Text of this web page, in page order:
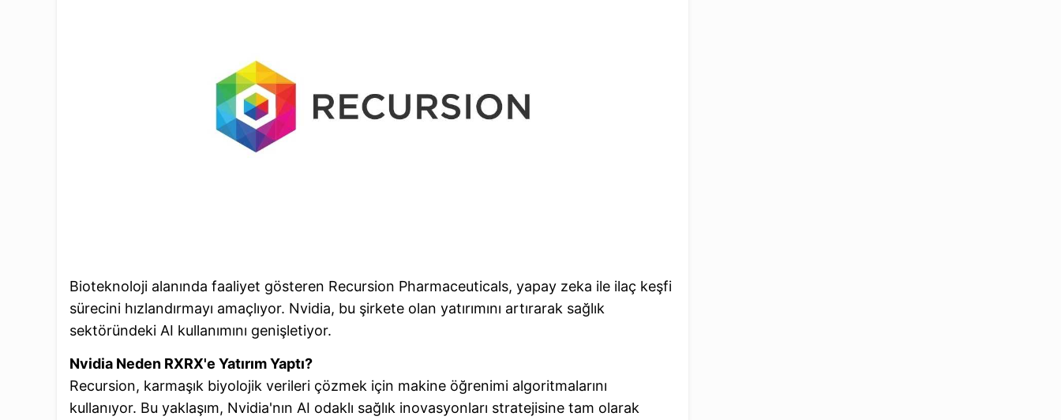
Bioteknoloji alanında faaliyet gösteren Recursion Pharmaceuticals, yapay zeka ile ilaç keşfi
sürecini hızlandırmayı amaçlıyor. Nvidia, bu şirkete olan yatırımını artırarak sağlık
sektöründeki AI kullanımını genişletiyor.
Nvidia Neden RXRX'e Yatırım Yaptı?
Recursion, karmaşık biyolojik verileri çözmek için makine öğrenimi algoritmalarını
kullanıyor. Bu yaklaşım, Nvidia'nın AI odaklı sağlık inovasyonları stratejisine tam olarak